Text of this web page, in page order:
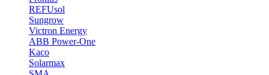
REFUsol
Sungrow
Victron Energy
ABB Power-One
Kaco
Solarmax